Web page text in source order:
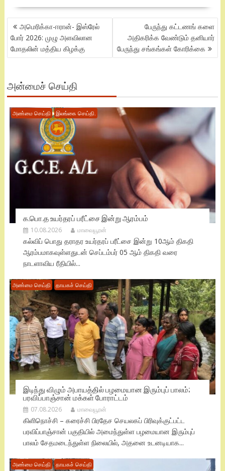
POST
NAVIGATION
அமெரிக்கா-ஈரான்- இஸ்ரேல்
போர் 2026: முழு அளவிலான
மோதலின் மத்திய கிழக்கு
பேருந்து கட்டணங் களை
அதிகரிக்க வேண்டும் தனியார்
பேருந்து சங்கங்கள் கோரிக்கை
அன்மைச் செய்தி
அண்மை செய்தி இலங்கை செய்தி.
க.பொ.த உயர்தரப் பரீட்சை இன்று ஆரம்பம்
10.08.2026 மாவையூரன்
கல்விப் பொது தராதர உயர்தரப் பரீட்சை இன்று 10ஆம் திகதி
ஆரம்பமாகவுள்ளதுடன் செப்டம்பர் 05 ஆம் திகதி வரை
நாடளாவிய ரீதியில்...
அண்மை செய்தி தாயகச் செய்தி
இடிந்து விழும் அபாயத்தில் பழமையான இரும்புப் பாலம்;
பரவிப்பாஞ்சான் மக்கள் போராட்டம்
07.08.2026 மாவையூரன்
கிளிநொச்சி – கரைச்சி பிரதேச செயலகப் பிரிவுக்குட்பட்ட
பரவிப்பாஞ்சான் பகுதியில் அமைந்துள்ள பழமையான இரும்புப்
பாலம் சேதமடைந்துள்ள நிலையில், அதனை உடனடியாக...
அண்மை செய்தி தாயகச் செய்தி